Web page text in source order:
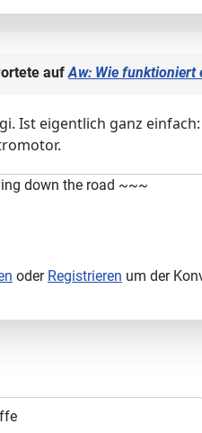
aufAw: Wie funktioniert
Ist eigentlich ganz
down the road ~~~
oder Registrieren um der